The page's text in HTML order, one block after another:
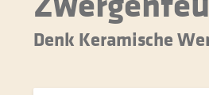
Denk Keramische